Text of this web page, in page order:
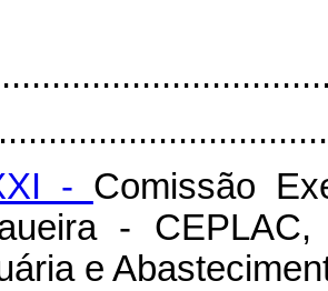
- Comissão
-
e